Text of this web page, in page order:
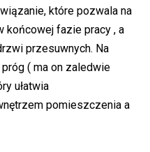
które pozwala na
końcowej fazie pracy , a
przesuwnych. Na
( ma on zaledwie
ułatwia
pomieszczenia a